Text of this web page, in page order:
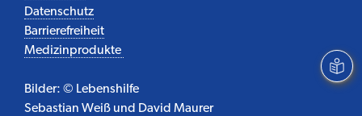
Datenschutz
Barrierefreiheit
Medizinprodukte
Bilder: © Lebenshilfe
Sebastian Weiß und David Maurer